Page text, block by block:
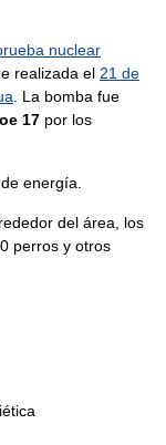
nuclear
realizada el 21 de
. La bomba fue
17 por los
energía.
del área, los
perros y otros